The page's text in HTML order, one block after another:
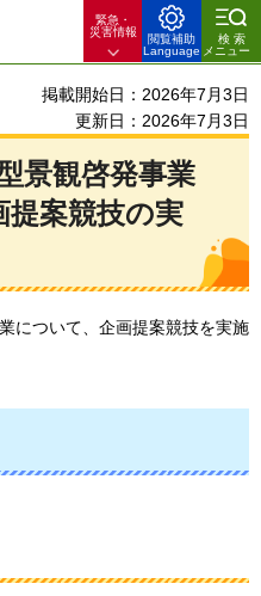
緊急・
災害情報
閲覧補助
Language
検索
メニュー
掲載開始日：2026年7月3日
更新日：2026年7月3日
景観啓発事業
提案競技の実
について、企画提案競技を実施